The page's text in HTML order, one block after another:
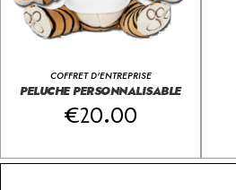
COFFRET D'ENTREPRISE
PELUCHE PERSONNALISABLE
€20.00